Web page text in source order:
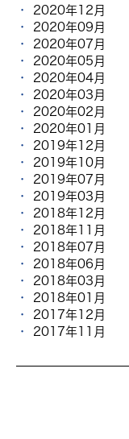
2020年12月
2020年09月
2020年07月
2020年05月
2020年04月
2020年03月
2020年02月
2020年01月
2019年12月
2019年10月
2019年07月
2019年03月
2018年12月
2018年11月
2018年07月
2018年06月
2018年03月
2018年01月
2017年12月
2017年11月